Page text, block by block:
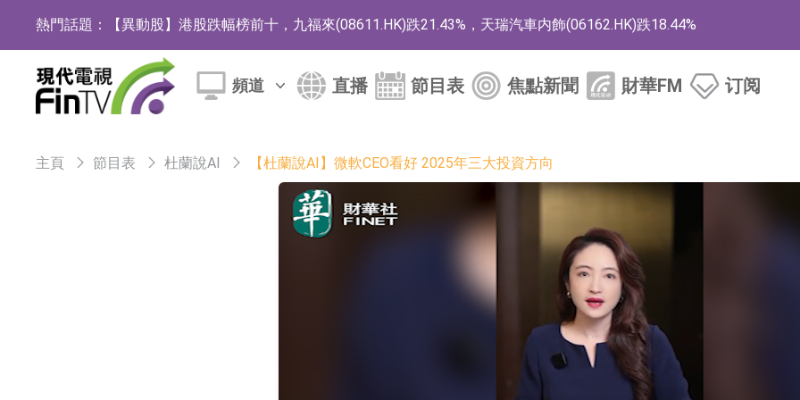
熱門話題： 【異動股】港股跌幅榜前十，九福來(08611.HK)跌21.43%，天瑞汽車内飾(06162.HK)跌18.44%
【異動股】港股漲幅榜前十，佳明集團控股(01271.HK)漲+78.22%，拿森科技(02261.HK)漲+64.11%
斯迪克：公司為國內摺疊屏核心功能材料供應商
聚辰股份：公司VPD芯片已順利通過目標客戶的測試認證
上期所：7月份對11個實際控制關系賬戶組採取限制開倉的監管措施
特發服務：成功中標嗶哩嗶哩上海濱江總部物業服務項目
理工雷科面向邊緣AI場景推出"山海"系列智算模組 系列產品基於國產CPU與GPU構建
【異動股】醫療研發外包板塊拉升，博騰股份(300363.CN)漲20.02%
頻道 直播 節目表 焦點新聞 財華FM 订阅
主頁 節目表 杜蘭說AI 【杜蘭說AI】微軟CEO看好 2025年三大投資方向